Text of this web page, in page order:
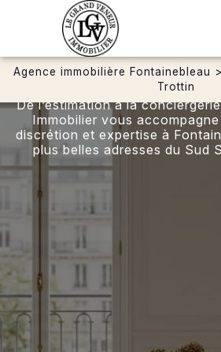
Agence immobilière Fontainebleau >
Trottin
Jérémy
De l’estimation à la
Immobilier vous
discrétion et expertise à
plus belles adresses du Sud